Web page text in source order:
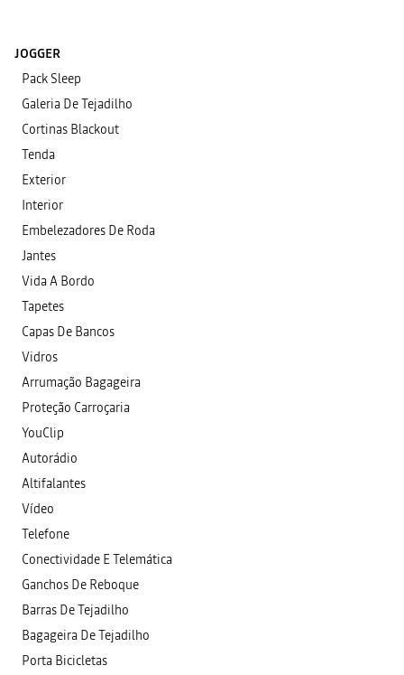
JOGGER
Pack Sleep
Galeria De Tejadilho
Cortinas Blackout
Tenda
Exterior
Interior
Embelezadores De Roda
Jantes
Vida A Bordo
Tapetes
Capas De Bancos
Vidros
Arrumação Bagageira
Proteção Carroçaria
YouClip
Autorádio
Altifalantes
Vídeo
Telefone
Conectividade E Telemática
Ganchos De Reboque
Barras De Tejadilho
Bagageira De Tejadilho
Porta Bicicletas